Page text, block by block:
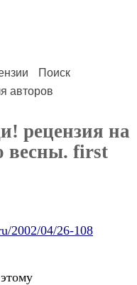
Поиск
авторов
рецензия на
весны. first
2002/04/26-108